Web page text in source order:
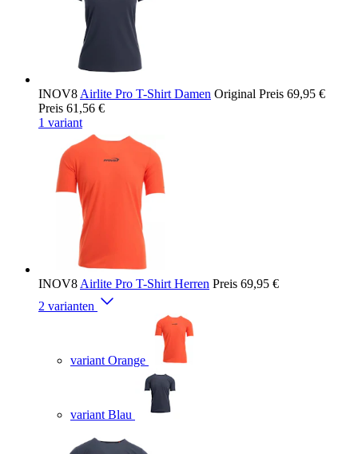
INOV8 Airlite Pro T-Shirt Damen Original Preis 69,95 €
Preis 61,56 €
1 variant
INOV8 Airlite Pro T-Shirt Herren Preis 69,95 €
2 varianten
variant Orange
variant Blau